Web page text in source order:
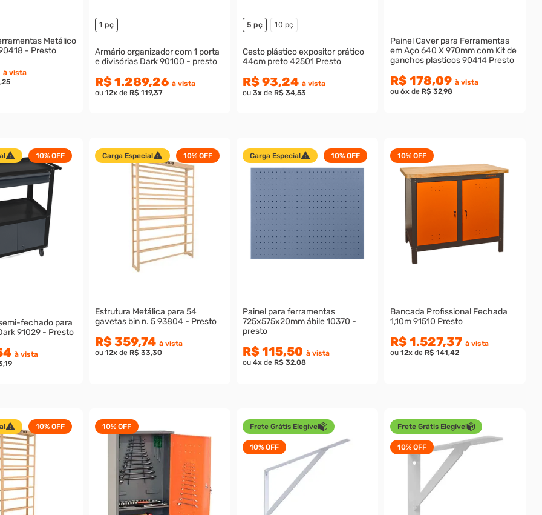
Metálico
- Presto
à vista
1 pç
Armário organizador com 1 porta
e divisórias Dark 90100 - presto
R$ 1.289,26 à vista
ou 12x de R$ 119,37
5 pç 10 pç
Cesto plástico expositor prático
44cm preto 42501 Presto
R$ 93,24 à vista
ou 3x de R$ 34,53
Painel Caver para Ferramentas
em Aço 640 X 970mm com Kit de
ganchos plasticos 90414 Presto
R$ 178,09 à vista
ou 6x de R$ 32,98
10% OFF
fechado para
91029 - Presto
à vista
Carga Especial 10% OFF
Estrutura Metálica para 54
gavetas bin n. 5 93804 - Presto
R$ 359,74 à vista
ou 12x de R$ 33,30
Carga Especial 10% OFF
Painel para ferramentas
725x575x20mm ábile 10370 -
presto
R$ 115,50 à vista
ou 4x de R$ 32,08
10% OFF
Bancada Profissional Fechada
1,10m 91510 Presto
R$ 1.527,37 à vista
ou 12x de R$ 141,42
10% OFF 10% OFF Frete Grátis Elegível
10% OFF
Frete Grátis Elegível
10% OFF